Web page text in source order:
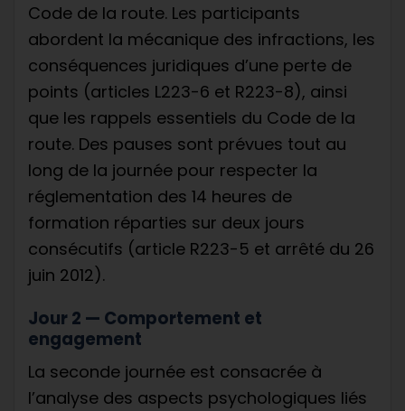
Code de la route. Les participants
abordent la mécanique des infractions, les
conséquences juridiques d’une perte de
points (articles L223-6 et R223-8), ainsi
que les rappels essentiels du Code de la
route. Des pauses sont prévues tout au
long de la journée pour respecter la
réglementation des 14 heures de
formation réparties sur deux jours
consécutifs (article R223-5 et arrêté du 26
juin 2012).
Jour 2 — Comportement et
engagement
La seconde journée est consacrée à
l’analyse des aspects psychologiques liés